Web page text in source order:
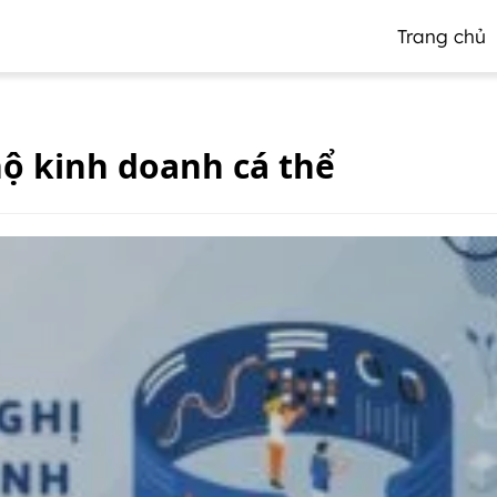
Trang chủ
kinh doanh cá thể